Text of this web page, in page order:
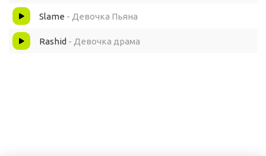
Slame - Девочка Пьяна
Rashid - Девочка драма